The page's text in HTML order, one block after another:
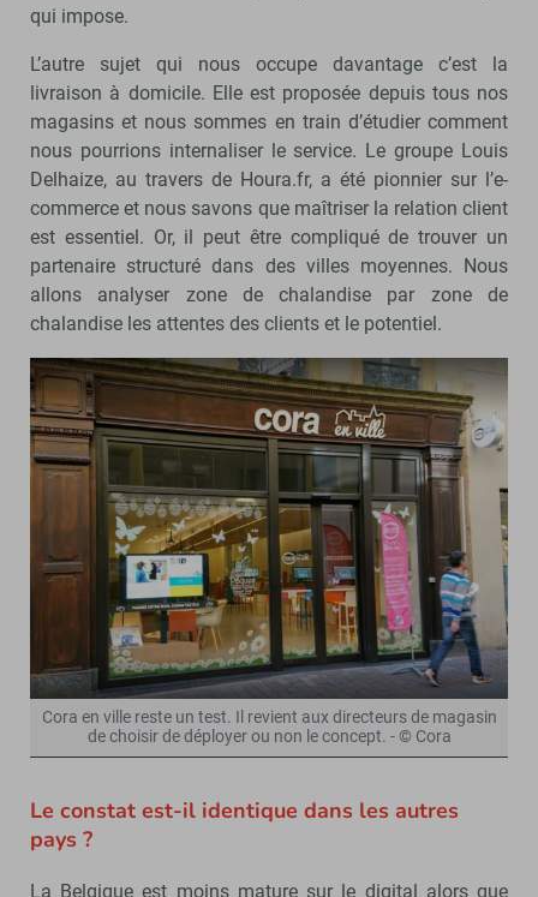
qui impose.
L’autre sujet qui nous occupe davantage c’est la
livraison à domicile. Elle est proposée depuis tous nos
magasins et nous sommes en train d’étudier comment
nous pourrions internaliser le service. Le groupe Louis
Delhaize, au travers de Houra.fr, a été pionnier sur l’e-
commerce et nous savons que maîtriser la relation client
est essentiel. Or, il peut être compliqué de trouver un
partenaire structuré dans des villes moyennes. Nous
allons analyser zone de chalandise par zone de
chalandise les attentes des clients et le potentiel.
Cora en ville reste un test. Il revient aux directeurs de magasin
de choisir de déployer ou non le concept. - © Cora
Le constat est-il identique dans les autres
pays ?
La Belgique est moins mature sur le digital alors que